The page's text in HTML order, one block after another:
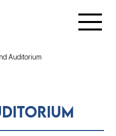
Auditorium